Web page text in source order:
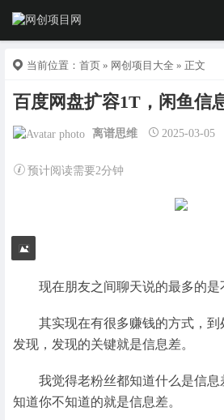
当前位置： 首页 » 网创项目大全 » 正文
百度网盘扩容1T，闲鱼信
离谱思维 2025-03-05
预计阅读需要2分钟
现在朋友之间聊天说的最多的是
其实现在有很多赚钱的方式，
发现，发现的关键就是信息差。
我觉得老粉丝都知道什么是信
知道你不知道的就是信息差。